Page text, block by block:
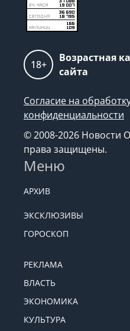
18+
Возрастная
сайта
Согласие на
конфиденциальности
© 2008-2026 Новости
права защищены.
Меню
АРХИВ
ЭКСКЛЮЗИВЫ
ГОРОСКОП
РЕКЛАМА
ВЛАСТЬ
ЭКОНОМИКА
КУЛЬТУРА